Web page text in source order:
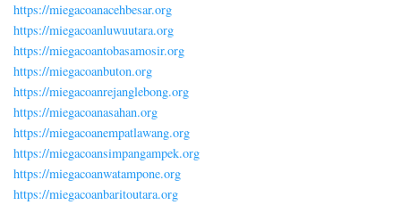
https://miegacoanacehbesar.org
https://miegacoanluwuutara.org
https://miegacoantobasamosir.org
https://miegacoanbuton.org
https://miegacoanrejanglebong.org
https://miegacoanasahan.org
https://miegacoanempatlawang.org
https://miegacoansimpangampek.org
https://miegacoanwatampone.org
https://miegacoanbaritoutara.org